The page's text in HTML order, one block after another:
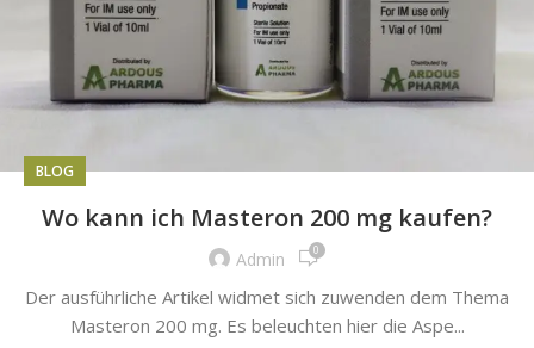
BLOG
Wo kann ich Masteron 200 mg kaufen?
Admin 0
Der ausführliche Artikel widmet sich zuwenden dem Thema
Masteron 200 mg. Es beleuchten hier die Aspe...